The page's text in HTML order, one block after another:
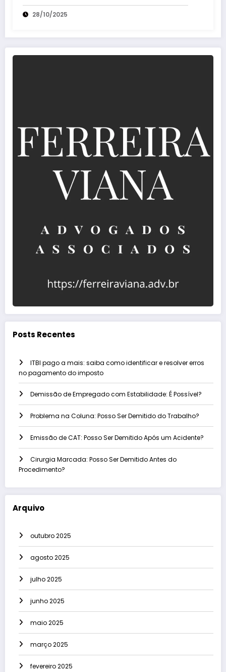
28/10/2025
Posts Recentes
ITBI pago a mais: saiba como identificar e resolver erros
no pagamento do imposto
Demissão de Empregado com Estabilidade: É Possível?
Problema na Coluna: Posso Ser Demitido do Trabalho?
Emissão de CAT: Posso Ser Demitido Após um Acidente?
Cirurgia Marcada: Posso Ser Demitido Antes do
Procedimento?
Arquivo
outubro 2025
agosto 2025
julho 2025
junho 2025
maio 2025
março 2025
fevereiro 2025